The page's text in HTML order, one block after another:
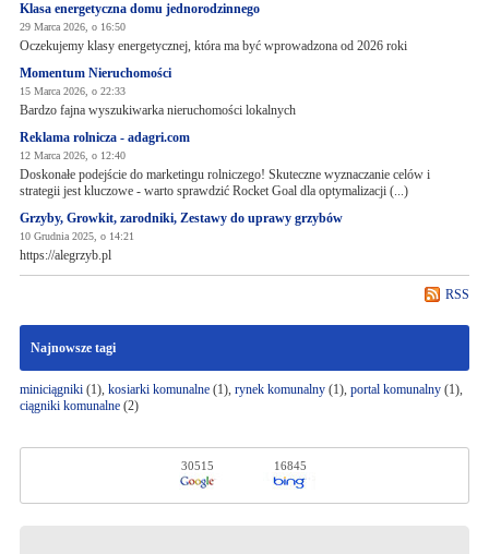
Klasa energetyczna domu jednorodzinnego
29 Marca 2026, o 16:50
Oczekujemy klasy energetycznej, która ma być wprowadzona od 2026 roki
Momentum Nieruchomości
15 Marca 2026, o 22:33
Bardzo fajna wyszukiwarka nieruchomości lokalnych
Reklama rolnicza - adagri.com
12 Marca 2026, o 12:40
Doskonałe podejście do marketingu rolniczego! Skuteczne wyznaczanie celów i
strategii jest kluczowe - warto sprawdzić Rocket Goal dla optymalizacji (...)
Grzyby, Growkit, zarodniki, Zestawy do uprawy grzybów
10 Grudnia 2025, o 14:21
https://alegrzyb.pl
RSS
Najnowsze tagi
miniciągniki(1), kosiarki komunalne(1), rynek komunalny(1), portal komunalny(1),
ciągniki komunalne(2)
30515 16845